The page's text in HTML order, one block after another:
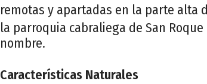
remotas y apartadas en la parte alta
la parroquia cabraliega de San
nombre.
Características Naturales